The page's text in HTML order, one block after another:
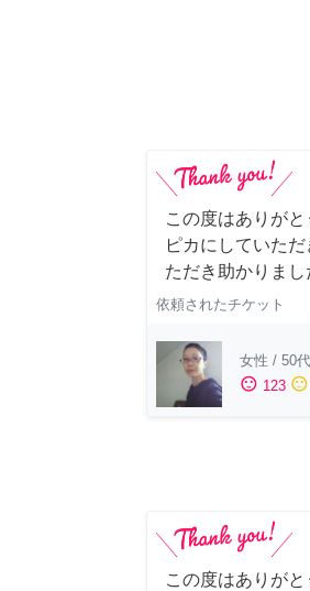
この度はありが
ピカにしていた
ただき助かりまし
依頼されたチケット
女性 / 50代
sentiment_satisfied 123 sentiment_neutral
この度はありが